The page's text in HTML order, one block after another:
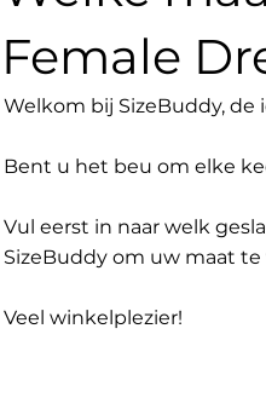
Female
Welkom bij SizeBuddy,
Bent u het beu om elke
Vul eerst in naar welk
SizeBuddy om uw maat te
Veel winkelplezier!